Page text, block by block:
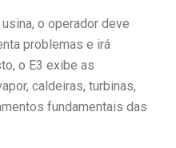
o operador deve
problemas e irá
o E3 exibe as
caldeiras, turbinas,
fundamentais das